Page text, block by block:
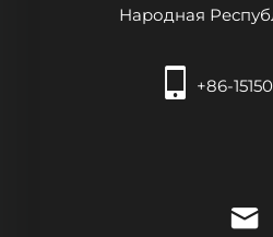
Народная
+86-